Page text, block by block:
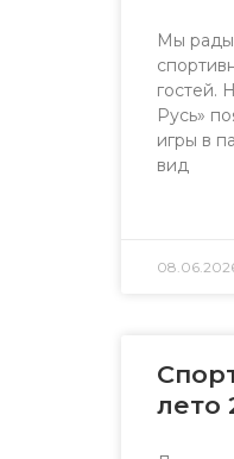
Мы
гостей.
Русь»
игры в
вид
лето